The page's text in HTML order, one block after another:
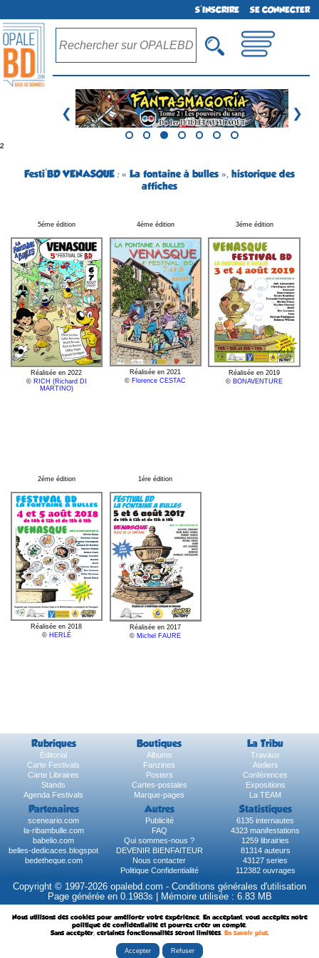
S'INSCRIRE SE CONNECTER
❮ ❯
²
Festi'BD VENASQUE : « La fontaine à bulles », historique des
affiches
5éme édition
Réalisée en 2022
© RICH (Richard DI
MARTINO)
4éme édition
Réalisée en 2021
© Florence CESTAC
3éme édition
Réalisée en 2019
© BONAVENTURE
2éme édition
Réalisée en 2018
© HERLÉ
1ére édition
Réalisée en 2017
© Michel FAURE
Rubriques Boutiques La Tribu
Éditorial Albums
Travaux
Carte Festivals
Fanzines
Ateliers
Carte Libraires
Posters
Conférences
Stands
Cartes-postales
Expositions
Agenda Festivals
Marque-pages La TEAM
Partenaires Autres Statistiques
sceneario.com Publicité
6135 internautes
la-ribambulle.com
FAQ
4323 manifestations
babelio.com
Qui sommes-nous ?
1259 librairies
belles-dedicaces.blogspot
DEVENIR BIENFAITEUR
81314 auteurs
bedetheque.com
Nous contacter
43127 series
Politique Confidentialité
112382 ouvrages
Copyright © 1997-2026 opalebd.com - Conditions générales d'utilisation
Page générée en 0.1983s | Mémoire utilisée : 6.83 MB
Nous utilisons des cookies pour améliorer votre expérience. En acceptant, vous acceptez notre
politique de confidentialité et pourrez créer un compte.
Sans accepter, certaines fonctionnalités seront limitées. En savoir plus.
Accepter Refuser